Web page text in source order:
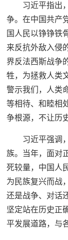
习近平指出
争。在中国共产
国人民以铮铮铁
来反抗外敌入侵
界反法西斯战争
牲，为拯救人类
警示我们，人类
等相待、和睦相
争根源，不让历
习近平强调
族。当年，面对
死较量，中国人
为民族复兴而战
还是战争、对话
坚定站在历史正
平发展道路，与